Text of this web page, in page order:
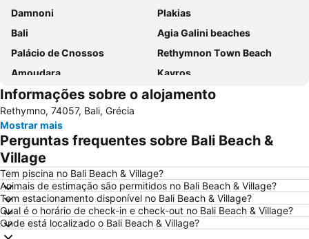
Damnoni
Plakias
Bali
Agia Galini beaches
Palácio de Cnossos
Rethymnon Τown Beach
Amoudara
Kavros
Anogia
Agios Georgios
Aldeia Tradicional de Arcanes
Kommos
Matala Beach
Lake Kournas
El Greco Museum
Agia Pelagia
Lygaria
741 00
Museu Histórico de Creta
Old Town of Heraklion
Χenia
Kato Gouves
Informações sobre o alojamento
Rethymno, 74057, Bali, Grécia
Mostrar mais
Perguntas frequentes sobre Bali Beach &
Village
Tem piscina no Bali Beach & Village?
Animais de estimação são permitidos no Bali Beach & Village?
Tem estacionamento disponível no Bali Beach & Village?
Qual é o horário de check-in e check-out no Bali Beach & Village?
Onde está localizado o Bali Beach & Village?